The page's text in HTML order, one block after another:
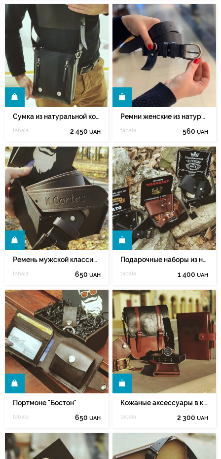
Сумка из натуральной кожи ручной работы на замке.
tabala 2 450 UAH
КУПИТЬ
Ремни женские из натуральной кожи чепрак
tabala 560 UAH
Ремень мужской классический из натуральной кожи.
tabala 650 UAH
КУПИТЬ
Подарочные наборы из натуральной кожи.
tabala 1 400 UAH
Портмоне "Бостон"
tabala 650 UAH
КУПИТЬ
Кожаные аксессуары в коньячной коже
tabala 2 300 UAH